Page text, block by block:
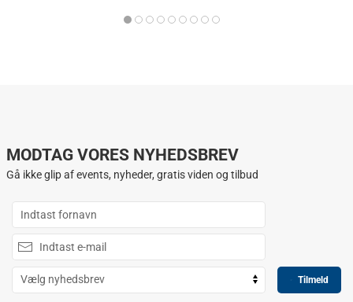
MODTAG VORES NYHEDSBREV
Gå ikke glip af events, nyheder, gratis viden og tilbud
Tilmeld